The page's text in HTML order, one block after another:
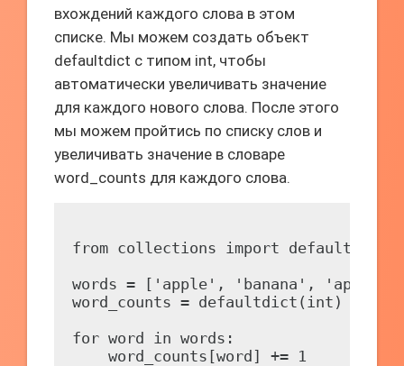
вхождений каждого слова в этом
списке. Мы можем создать объект
defaultdict с типом int, чтобы
автоматически увеличивать значение
для каждого нового слова. После этого
мы можем пройтись по списку слов и
увеличивать значение в словаре
word_counts для каждого слова.
from collections import defaultdict
words = ['apple', 'banana', 'apple',
word_counts = defaultdict(int)
for word in words:
    word_counts[word] += 1